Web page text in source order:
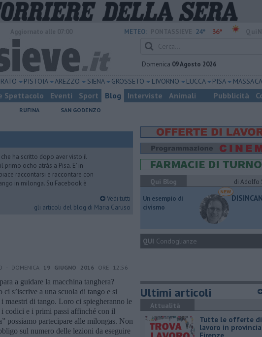
METEO: 24° 36°
Domenica 09 Agosto 2026
PISTOIA AREZZO SIENA GROSSETO LIVORNO LUCCA PISA MASSA
Spettacolo Eventi Sport Blog Interviste Animali Pubblicità
RUFINA SAN GODENZO
che ha scritto dopo aver visto il
primo ocho atràs a Pisa. E' in
raccontarsi e raccontare con
in milonga. Su Facebook è
Vedi tutti
gli articoli del blog di Maria Caruso
- DOMENICA 19 GIUGNO 2016 ORE 12:56
a guidare la macchina tanghera?
ci s’iscrive a una scuola di tango e si
i maestri di tango. Loro ci spiegheranno le
i codici e i primi passi affinché con il
possiamo partecipare alle milongas. Non
sul numero delle lezioni da eseguire
Qui Blog
di Adolfo
​Un esempio di
civismo
QUI Condoglianze
Ultimi articoli
Attualità
​Tutte le offerte di
lavoro in